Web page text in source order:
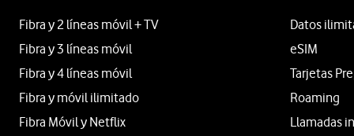
Fibra y 2 líneas móvil + TV
Fibra y 3 líneas móvil
Fibra y 4 líneas móvil
Fibra y móvil ilimitado
Fibra Móvil y Netflix
Datos
eSIM
Tarjetas
Roaming
Llamadas